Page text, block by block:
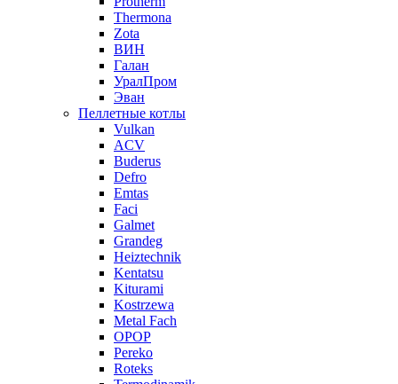
Thermona
Zota
ВИН
Галан
УралПром
Эван
Пеллетные котлы
Vulkan
ACV
Buderus
Defro
Emtas
Faci
Galmet
Grandeg
Heiztechnik
Kentatsu
Kiturami
Kostrzewa
Metal Fach
OPOP
Pereko
Roteks